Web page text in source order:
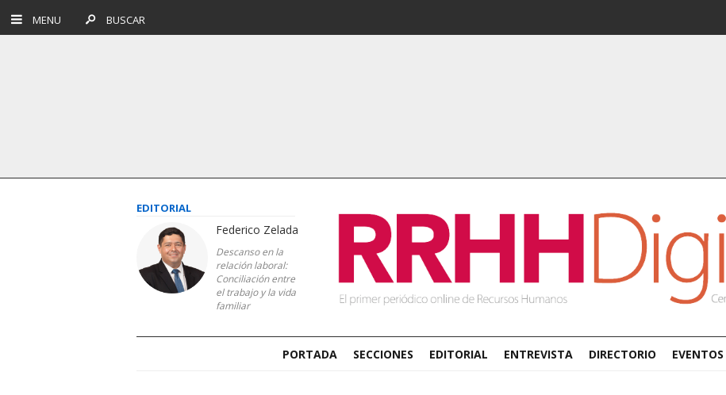
MENU BUSCAR
EDITORIAL
Federico Zelada
Descanso en la
relación laboral:
Conciliación entre
el trabajo y la vida
familiar
PORTADA SECCIONES EDITORIAL ENTREVISTA DIRECTORIO EVENTOS